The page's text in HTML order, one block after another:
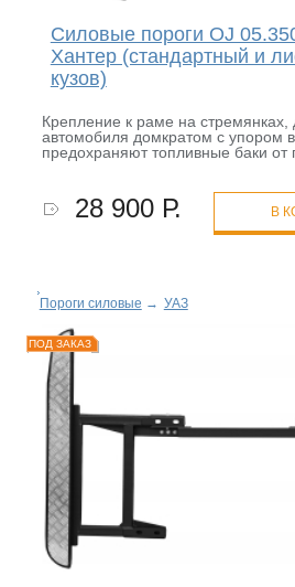
Силовые пороги OJ
Хантер (стандартный и
кузов)
Крепление к раме на стремянках,
автомобиля домкратом с упором
предохраняют топливные баки от
28 900 Р. В
Пороги силовые → УАЗ
ПОД ЗАКАЗ